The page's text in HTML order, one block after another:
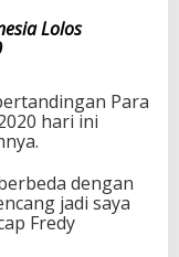
Lolos
Para
hari ini
dengan
jadi saya
Fredy